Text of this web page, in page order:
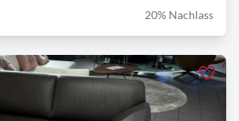
20% Nachlass